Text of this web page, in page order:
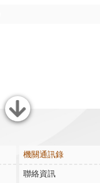
關閉
機關通訊錄
聯絡資訊